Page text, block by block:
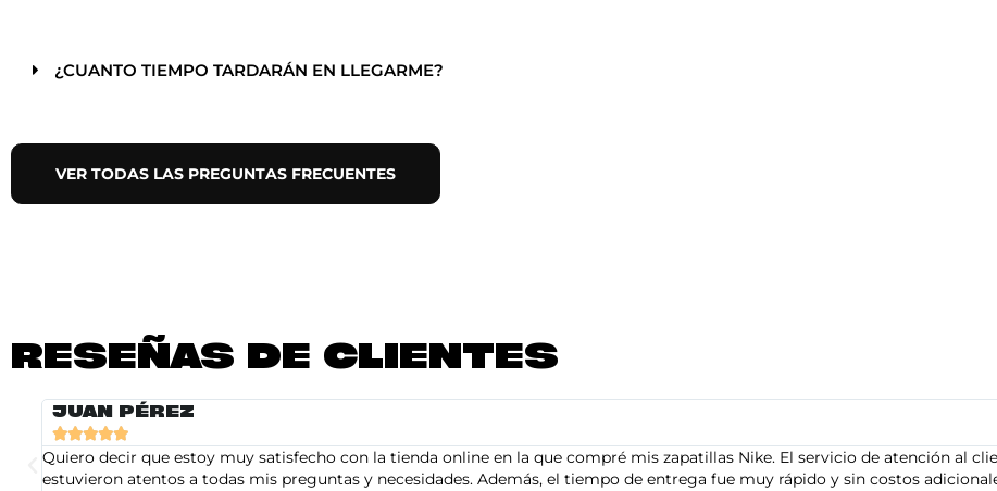
¿CUANTO TIEMPO TARDARÁN EN LLEGARME?
VER TODAS LAS PREGUNTAS FRECUENTES
RESEÑAS DE CLIENTES
JUAN PÉREZ

Quiero decir que estoy muy satisfecho con la tienda online en la que compré mis zapatillas Nike. El servicio de atención al
estuvieron atentos a todas mis preguntas y necesidades. Además, el tiempo de entrega fue muy rápido y sin costos